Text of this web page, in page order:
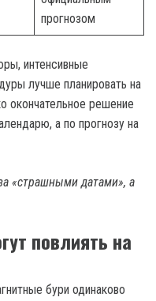
прогнозом
интенсивные
лучше планировать на
окончательное решение
а по прогнозу на
«страшными датами», а
повлиять на
бури одинаково